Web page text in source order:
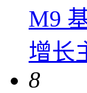
M9
增长
8